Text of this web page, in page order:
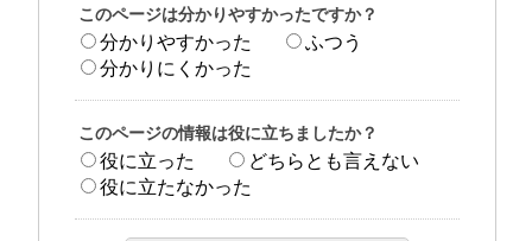
このページは分かりやすかったですか？
分かりやすかった
ふつう
分かりにくかった
このページの情報は役に立ちましたか？
役に立った
どちらとも言えない
役に立たなかった